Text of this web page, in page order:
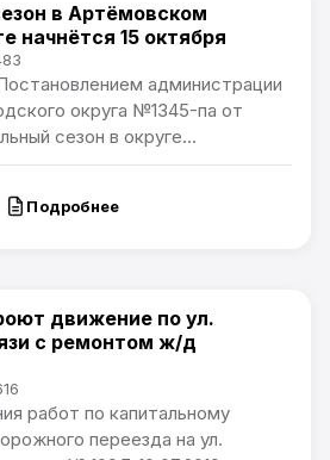
о ЧС и погодных явлениях.
в Артёмовском
начнётся 15 октября
администрации
округа №1345-па от
сезон в округе...
Подробнее
явлениях.
движение по ул.
с ремонтом ж/д
работ по капитальному
переезда на ул.